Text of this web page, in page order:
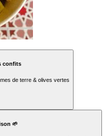
confits
de terre & olives vertes
🌱